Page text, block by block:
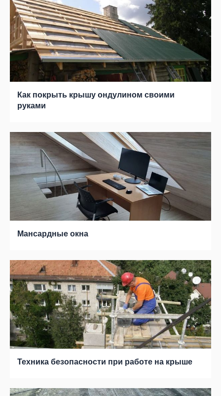
Как покрыть крышу ондулином своими
руками
Мансардные окна
Техника безопасности при работе на крыше